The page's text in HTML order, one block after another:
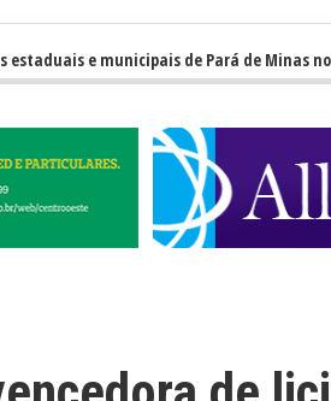
e municipais de Pará de Minas no IDEB